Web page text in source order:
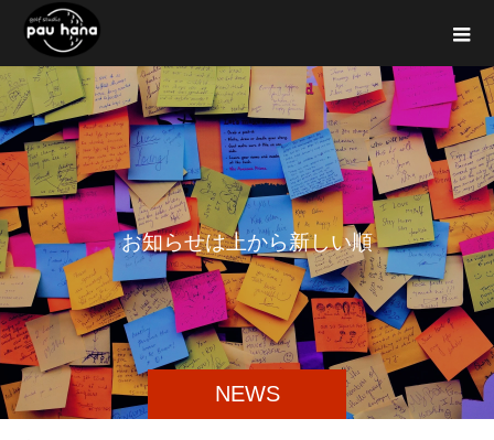
NEWS
お知らせは上から新しい順に表